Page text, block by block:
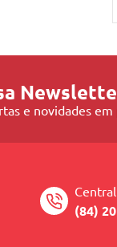
e novidades
(84)